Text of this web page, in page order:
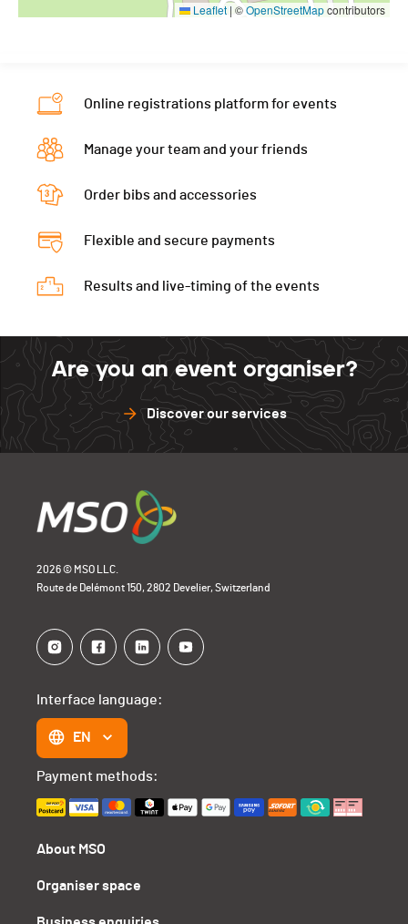
Leaflet | ©OpenStreetMapcontributors
Online registrations platform for events
Manage your team and your friends
Order bibs and accessories
Flexible and secure payments
Results and live-timing of the events
Are you an event organiser?
Discover our services
2026 © MSO LLC.
Route de Delémont 150, 2802 Develier, Switzerland
About MSO
Organiser space
Interface language:
EN
Payment methods: